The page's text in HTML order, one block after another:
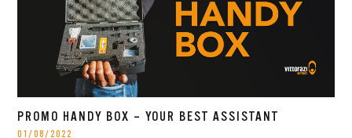
PROMO HANDY BOX – YOUR BEST ASSISTANT
01/08/2022